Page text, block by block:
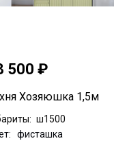
500 ₽
Хозяюшка 1,5м
ш1500
фисташка